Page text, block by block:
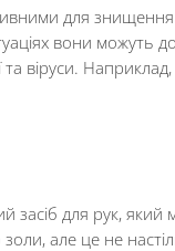
для знищення
вони можуть
та віруси.
для рук, який
але це не